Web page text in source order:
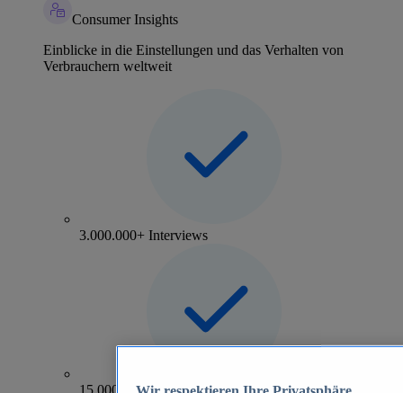
Consumer Insights
Einblicke in die Einstellungen und das Verhalten von
Verbrauchern weltweit
3.000.000+ Interviews
15.000+ Marken